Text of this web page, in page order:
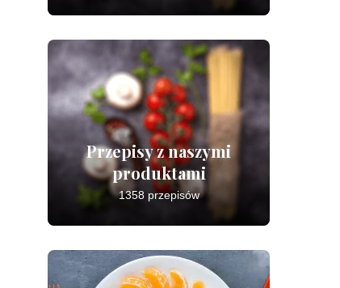
Przepisy z naszymi
produktami
1358 przepisów